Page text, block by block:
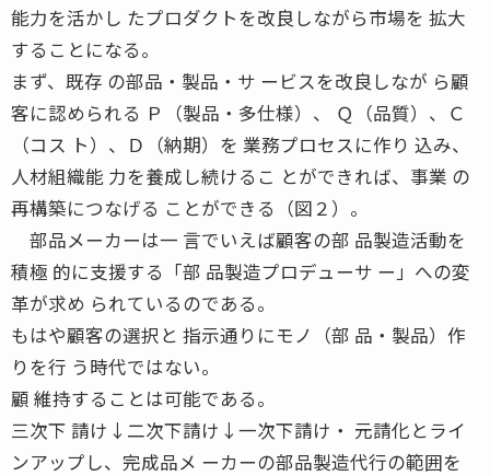
能力を活かし たプロダクトを改良しながら市場を 拡大
することになる。
まず、既存 の部品・製品・サ ービスを改良しなが ら顧
客に認められる Ｐ（製品・多仕様）、 Ｑ（品質）、Ｃ
（コス ト）、Ｄ（納期）を 業務プロセスに作り 込み、
人材組織能 力を養成し続けるこ とができれば、事業 の
再構築につなげる ことができる（図２）。
部品メーカーは一 言でいえば顧客の部 品製造活動を
積極 的に支援する「部 品製造プロデューサ ー」への変
革が求め られているのである。
もはや顧客の選択と 指示通りにモノ（部 品・製品）作
りを行 う時代ではない。
顧 維持することは可能である。
三次下 請け↓二次下請け↓一次下請け・ 元請化とライ
ンアップし、完成品メ ーカーの部品製造代行の範囲を